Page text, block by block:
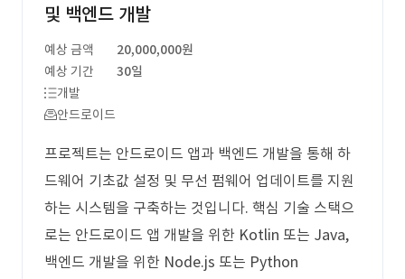
및 백엔드 개발
예상 금액
20,000,000원
예상 기간
30일
개발
안드로이드
프로젝트는 안드로이드 앱과 백엔드 개발을 통해 하
드웨어 기초값 설정 및 무선 펌웨어 업데이트를 지원
하는 시스템을 구축하는 것입니다. 핵심 기술 스택으
로는 안드로이드 앱 개발을 위한 Kotlin 또는 Java,
백엔드 개발을 위한 Node.js 또는 Python